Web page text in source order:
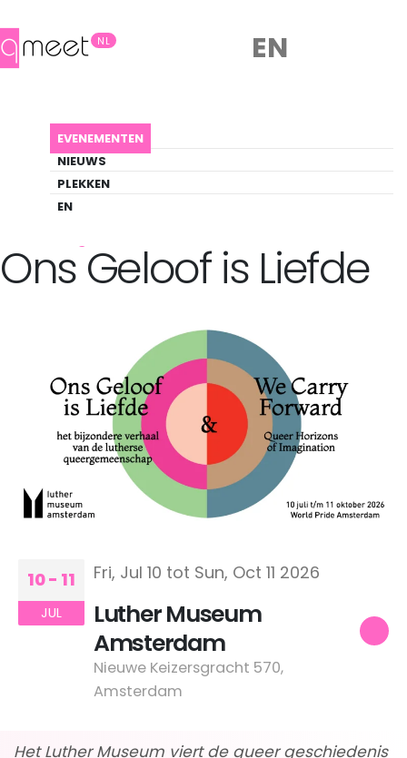
NL
EVENEMENTEN
NIEUWS
PLEKKEN
EN
EN
ONS GELOOF IS LIEFDE
Evenement
Ons Geloof is Liefde
10 - 11
JUL
Fri, Jul 10 tot Sun, Oct 11 2026
Luther Museum
Amsterdam
Nieuwe Keizersgracht 570,
Amsterdam
Het Luther Museum viert de queer geschiedenis